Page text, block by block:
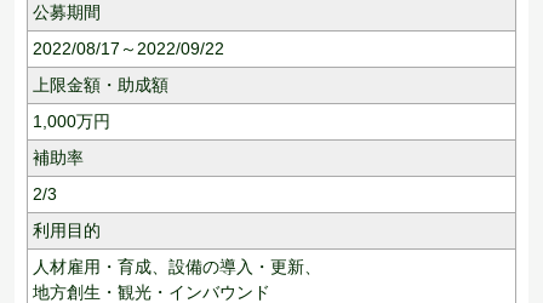
公募期間
2022/08/17～2022/09/22
上限金額・助成額
1,000万円
補助率
2/3
利用目的
人材雇用・育成、 設備の導入・更新、
地方創生・観光・インバウンド